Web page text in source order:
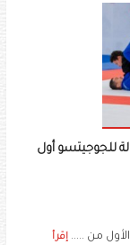
للجوجيتسو أول
من ..... إقرأ